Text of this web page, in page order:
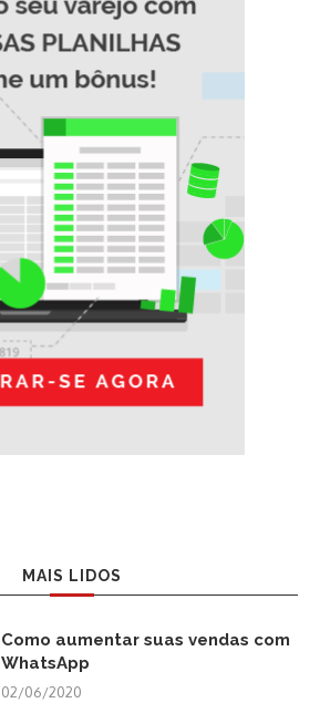
MAIS LIDOS
Como aumentar suas vendas com
WhatsApp
02/06/2020